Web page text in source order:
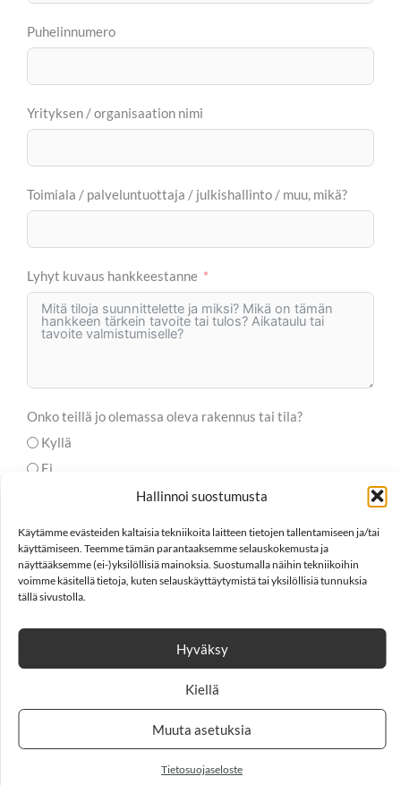
Hallinnoi suostumusta
Käytämme evästeiden kaltaisia tekniikoita laitteen tietojen tallentamiseen ja/tai
käyttämiseen. Teemme tämän parantaaksemme selauskokemusta ja
näyttääksemme (ei-)yksilöllisiä mainoksia. Suostumalla näihin tekniikoihin
voimme käsitellä tietoja, kuten selauskäyttäytymistä tai yksilöllisiä tunnuksia
tällä sivustolla.
Hyväksy
Kiellä
Muuta asetuksia
Tietosuojaseloste
Puhelinnumero
Yrityksen / organisaation nimi
Toimiala / palveluntuottaja / julkishallinto / muu, mikä?
Lyhyt kuvaus hankkeestanne
Onko teillä jo olemassa oleva rakennus tai tila?
Kyllä
Ei
Kyllä
Ei
Miten tila tulee pääasiallisesti käyttöön?
Arvioitu asiakas-, ryhmä- tai asukasmäärä